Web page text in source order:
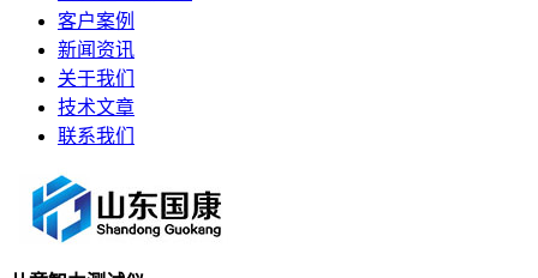
客户案例
新闻资讯
关于我们
技术文章
联系我们